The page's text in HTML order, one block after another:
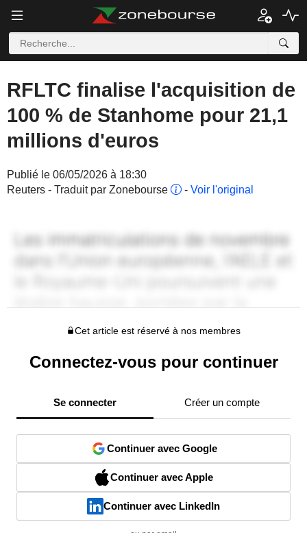
RFLTC finalise l'acquisition de
100 % de Stanhome pour 21,1
millions d'euros
Publié le 06/05/2026 à 18:30
Reuters - Traduit par Zonebourse
- Voir l'original
Cet article est réservé à nos membres
Connectez-vous pour continuer
Se connecter Créer un compte
Continuer avec Google
Continuer avec Apple
Continuer avec LinkedIn